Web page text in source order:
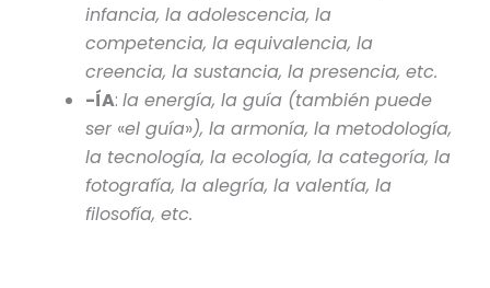
infancia, la adolescencia, la
competencia, la equivalencia, la
creencia, la sustancia, la presencia, etc.
-ÍA:la energía, la guía (también puede
ser «el guía»), la armonía, la metodología,
la tecnología, la ecología, la categoría, la
fotografía, la alegría, la valentía, la
filosofía, etc.